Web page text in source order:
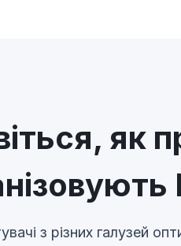
як
з різних галузей